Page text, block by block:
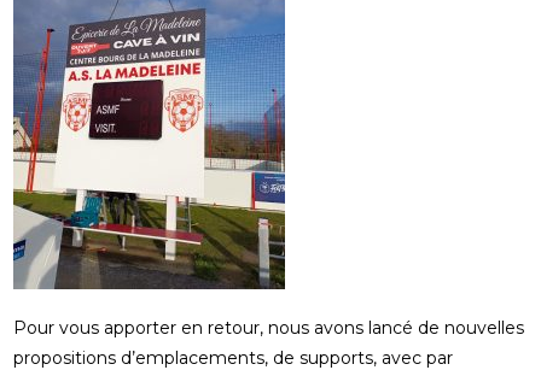
Pour vous apporter en retour, nous avons lancé de nouvelles
propositions d’emplacements, de supports, avec par